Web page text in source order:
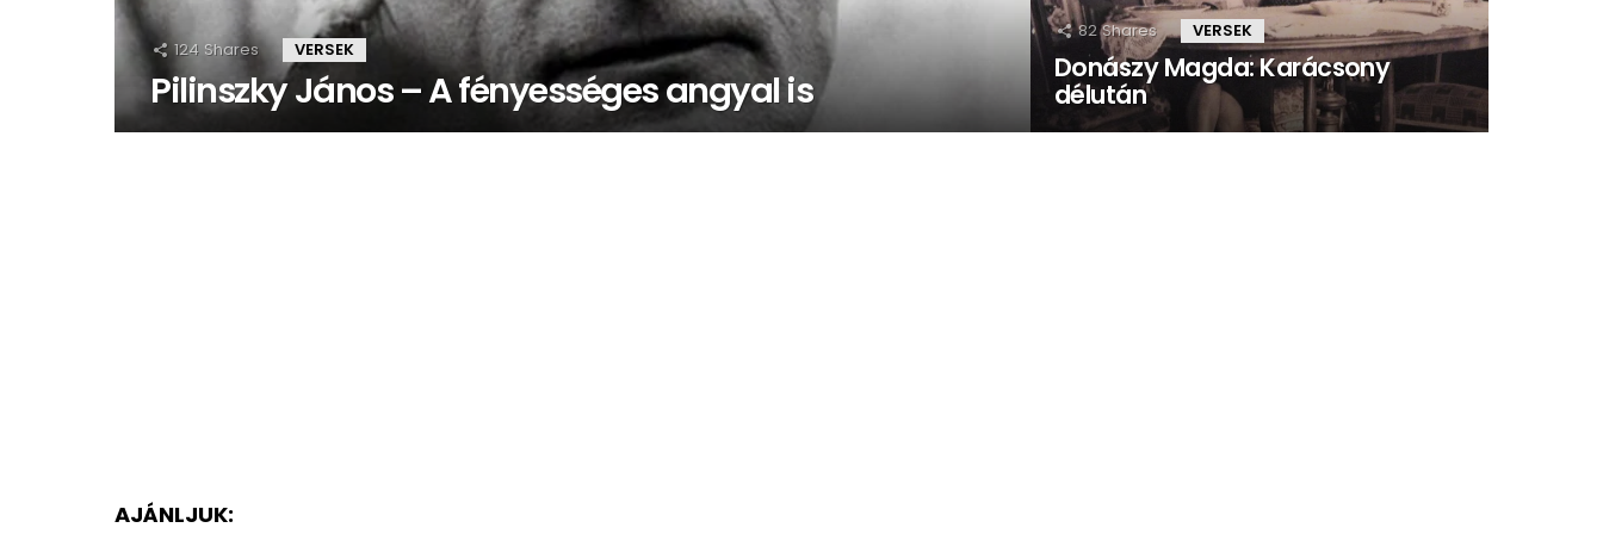
124 Shares VERSEK
Pilinszky János – A fényességes angyal is
82 Shares VERSEK
Donászy Magda: Karácsony
délután
AJÁNLJUK: